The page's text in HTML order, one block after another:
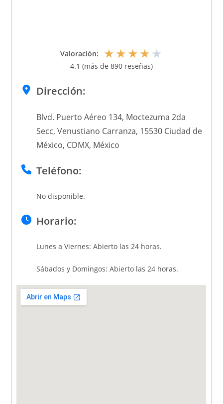
Valoración: ★★★★★
4.1 (más de 890 reseñas)
Dirección:
Blvd. Puerto Aéreo 134, Moctezuma 2da
Secc, Venustiano Carranza, 15530 Ciudad de
México, CDMX, México
Teléfono:
No disponible.
Horario:
Lunes a Viernes: Abierto las 24 horas.
Sábados y Domingos: Abierto las 24 horas.